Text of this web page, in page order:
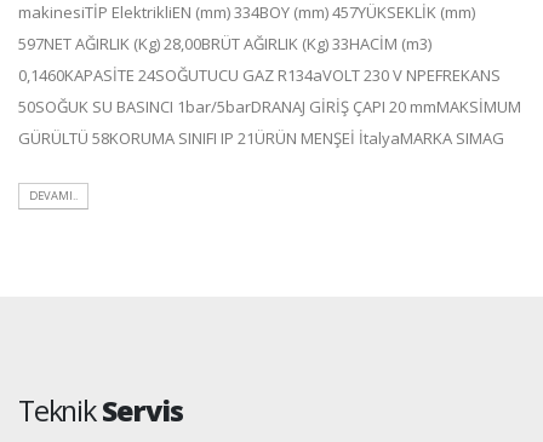
makinesiTİP ElektrikliEN (mm) 334BOY (mm) 457YÜKSEKLİK (mm)
597NET AĞIRLIK (Kg) 28,00BRÜT AĞIRLIK (Kg) 33HACİM (m3)
0,1460KAPASİTE 24SOĞUTUCU GAZ R134aVOLT 230 V NPEFREKANS
50SOĞUK SU BASINCI 1bar/5barDRANAJ GİRİŞ ÇAPI 20 mmMAKSİMUM
GÜRÜLTÜ 58KORUMA SINIFI IP 21ÜRÜN MENŞEİ İtalyaMARKA SIMAG
DEVAMI..
TeknikServis